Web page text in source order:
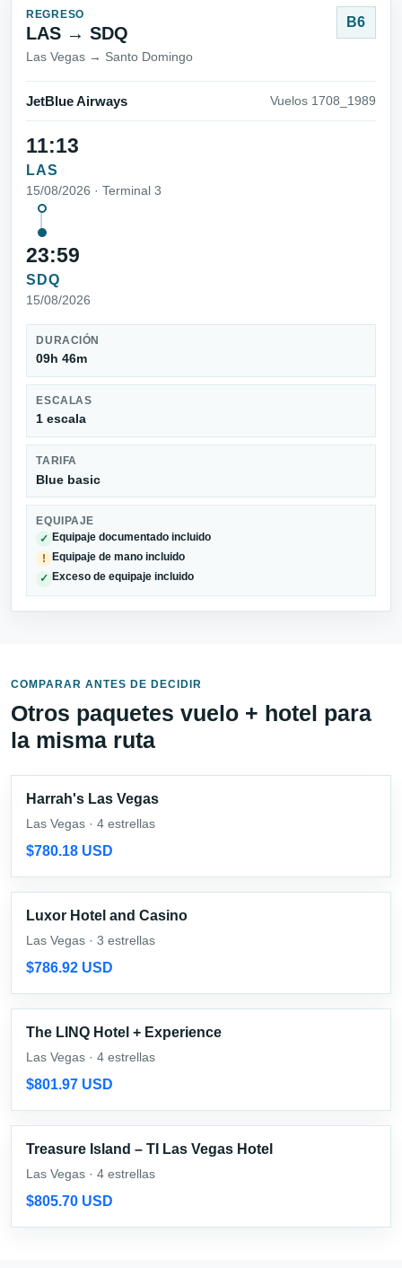
REGRESO
LAS → SDQ
Las Vegas → Santo Domingo
B6
JetBlue Airways Vuelos 1708_1989
11:13
LAS
15/08/2026 · Terminal 3
23:59
SDQ
15/08/2026
DURACIÓN
09h 46m
ESCALAS
1 escala
TARIFA
Blue basic
EQUIPAJE
✓ Equipaje documentado incluido
! Equipaje de mano incluido
✓ Exceso de equipaje incluido
COMPARAR ANTES DE DECIDIR
Otros paquetes vuelo + hotel para
la misma ruta
Harrah's Las Vegas
Las Vegas · 4 estrellas
$780.18 USD
Luxor Hotel and Casino
Las Vegas · 3 estrellas
$786.92 USD
The LINQ Hotel + Experience
Las Vegas · 4 estrellas
$801.97 USD
Treasure Island – TI Las Vegas Hotel
Las Vegas · 4 estrellas
$805.70 USD